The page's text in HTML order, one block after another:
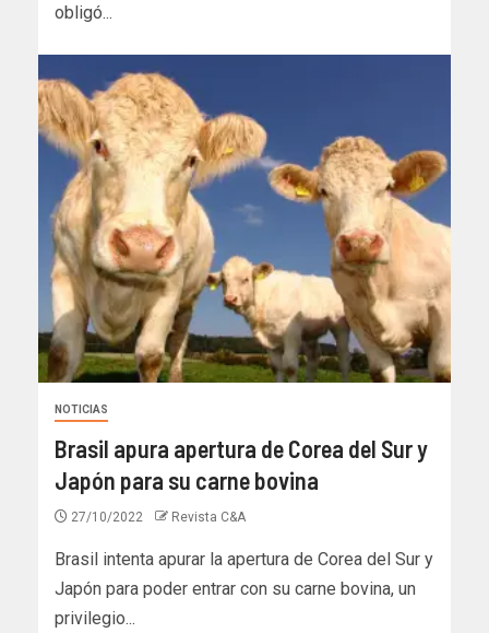
obligó...
NOTICIAS
Brasil apura apertura de Corea del Sur y
Japón para su carne bovina
27/10/2022 Revista C&A
Brasil intenta apurar la apertura de Corea del Sur y
Japón para poder entrar con su carne bovina, un
privilegio...